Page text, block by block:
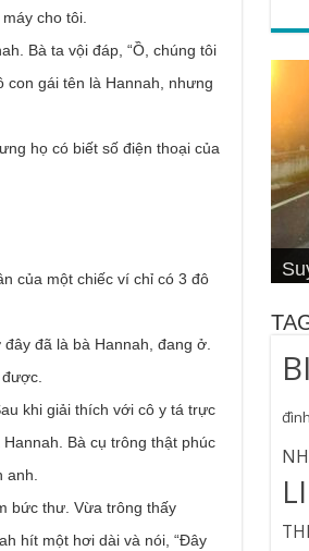
cho tôi.
Bà ta vội đáp, “Ồ, chúng tôi
con gái tên là Hannah, nhưng
họ có biết số điện thoại của
của một chiếc ví chỉ có 3 đô
đã là bà Hannah, đang ở.
được.
khi giải thích với cô y tá trực
Bà cụ trông thật phúc
anh.
bức thư. Vừa trông thấy
hít một hơi dài và nói, “Đây
4
đình